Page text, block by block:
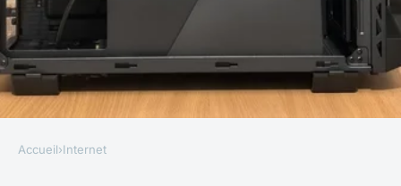
Accueil›Internet